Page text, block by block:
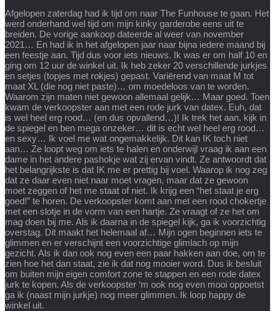
Afgelopen zaterdag had ik tijd om naar The Funhouse te gaan. Het
werd onderhand wel tijd om mijn kinky garderobe eens uit te
breiden. De vorige aankoop dateerde al weer van november
2021… En had ik in het afgelopen jaar naar bijna iedere maand bij
een feestje aan. Tijd dus voor iets nieuws. Ik was er om half 10 en
ging om 12 uur de winkel uit. Ik heb zeker 20 verschillende jurkjes
en setjes (topjes met rokjes) gepast. Variërend van maat M tot
maat XL (die nog niet paste)… om moedeloos van te worden.
Waarom zijn maten niet gewoon allemaal gelijk… Maar goed. Toen
kwam de verkoopster aan met een rode jurk van datex. Euh, dat
is wel heel erg rood… (en dus opvallend…)! Ik trek het aan, kijk in
de spiegel en ben mega onzeker… dit is echt wel heel erg rood…
en sexy… Ik voel me wat ongemakkelijk. Dit kan IK toch niet
aan… Ze loopt weg om iets te halen en onderwijl vraag ik aan een
dame in het andere pashokje wat zij ervan vindt. Ze antwoordt dat
het belangrijkste is dat IK me er prettig bij voel. Waarop ik nog zeg
dat ze daar even niet naar moet vragen, maar dat ze gewoon
moet zeggen of het me staat of niet. Ik krijg een “het staat je erg
goed!” te horen. De verkoopster komt aan met een rood chokertje
met een slotje in de vorm van een hartje. Ze vraagt of ze het om
mag doen bij me. Als ik daarna in de spiegel kijk, ga ik voorzichtig
overstag. Dit maakt het helemaal af… Mijn ogen beginnen iets te
glimmen en er verschijnt een voorzichtige glimlach op mijn
gezicht. Als ik dan ook nog even een paar hakken aan doe, om te
zien hoe het dan staat, zie ik dat nog mooier word. Dus ik besluit
om buiten mijn eigen comfort zone te stappen en een rode datex
jurk te kopen. Als de verkoopster ‘m ook nog even mooi oppoetst
ga ik (naast mijn jurkje) nog meer glimmen. Ik loop happy de
winkel uit.